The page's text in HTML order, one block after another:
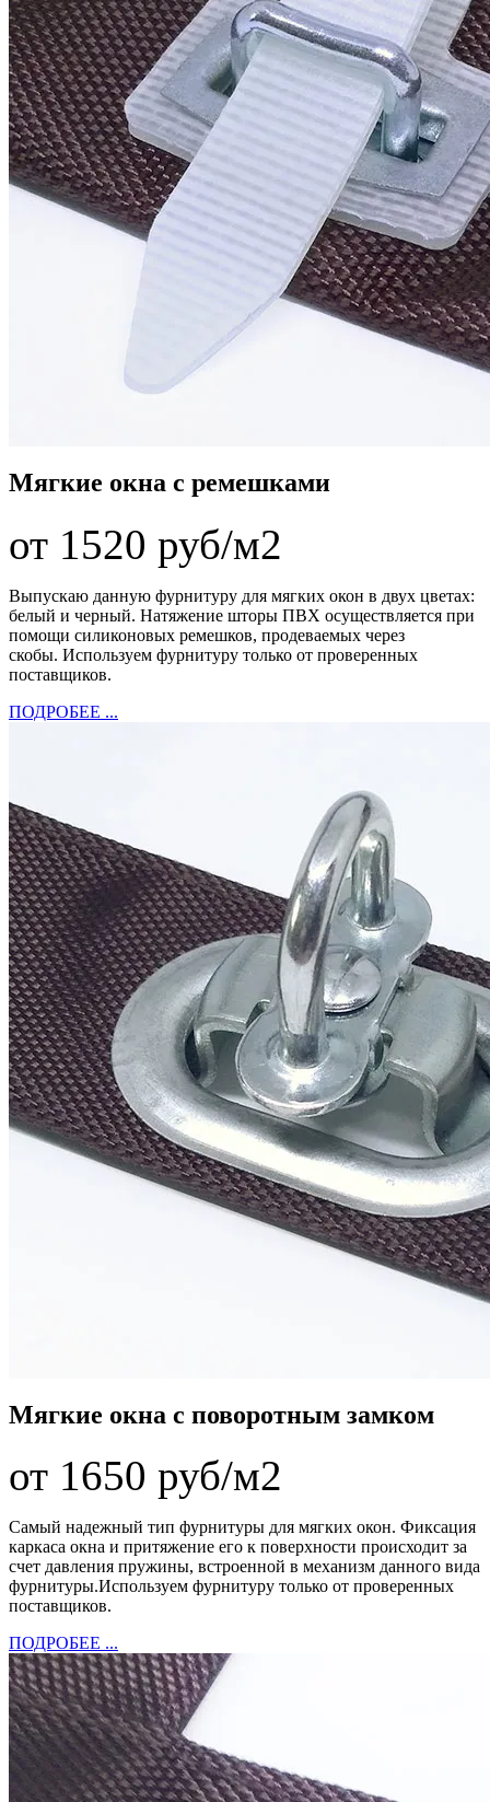
Мягкие окна с ремешками
от 1520 руб/м2
Выпускаю данную фурнитуру для мягких окон в двух цветах:
белый и черный. Натяжение шторы ПВХ осуществляется при
помощи силиконовых ремешков, продеваемых через
скобы. Используем фурнитуру только от проверенных
поставщиков.
ПОДРОБЕЕ ...
Мягкие окна с поворотным замком
от 1650 руб/м2
Самый надежный тип фурнитуры для мягких окон. Фиксация
каркаса окна и притяжение его к поверхности происходит за
счет давления пружины, встроенной в механизм данного вида
фурнитуры.Используем фурнитуру только от проверенных
поставщиков.
ПОДРОБЕЕ ...